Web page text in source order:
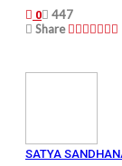
0
447
Share
SATYA